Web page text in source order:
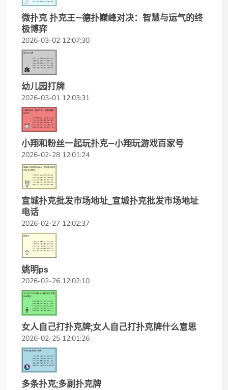
微扑克 扑克王—德扑巅峰对决：智慧与运气的终
极博弈
2026-03-02 12:07:30
幼儿园打牌
2026-03-01 12:03:31
小翔和粉丝一起玩扑克—小翔玩游戏百家号
2026-02-28 12:01:24
宣城扑克批发市场地址_宣城扑克批发市场地址
电话
2026-02-27 12:02:37
姚明ps
2026-02-26 12:02:10
女人自己打扑克牌;女人自己打扑克牌什么意思
2026-02-25 12:01:26
多条扑克;多副扑克牌